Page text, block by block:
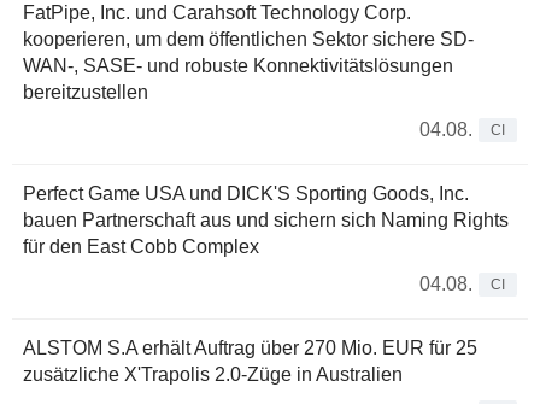
FatPipe, Inc. und Carahsoft Technology Corp.
kooperieren, um dem öffentlichen Sektor sichere SD-
WAN-, SASE- und robuste Konnektivitätslösungen
bereitzustellen
04.08.
CI
Perfect Game USA und DICK'S Sporting Goods, Inc.
bauen Partnerschaft aus und sichern sich Naming Rights
für den East Cobb Complex
04.08.
CI
ALSTOM S.A erhält Auftrag über 270 Mio. EUR für 25
zusätzliche X'Trapolis 2.0-Züge in Australien